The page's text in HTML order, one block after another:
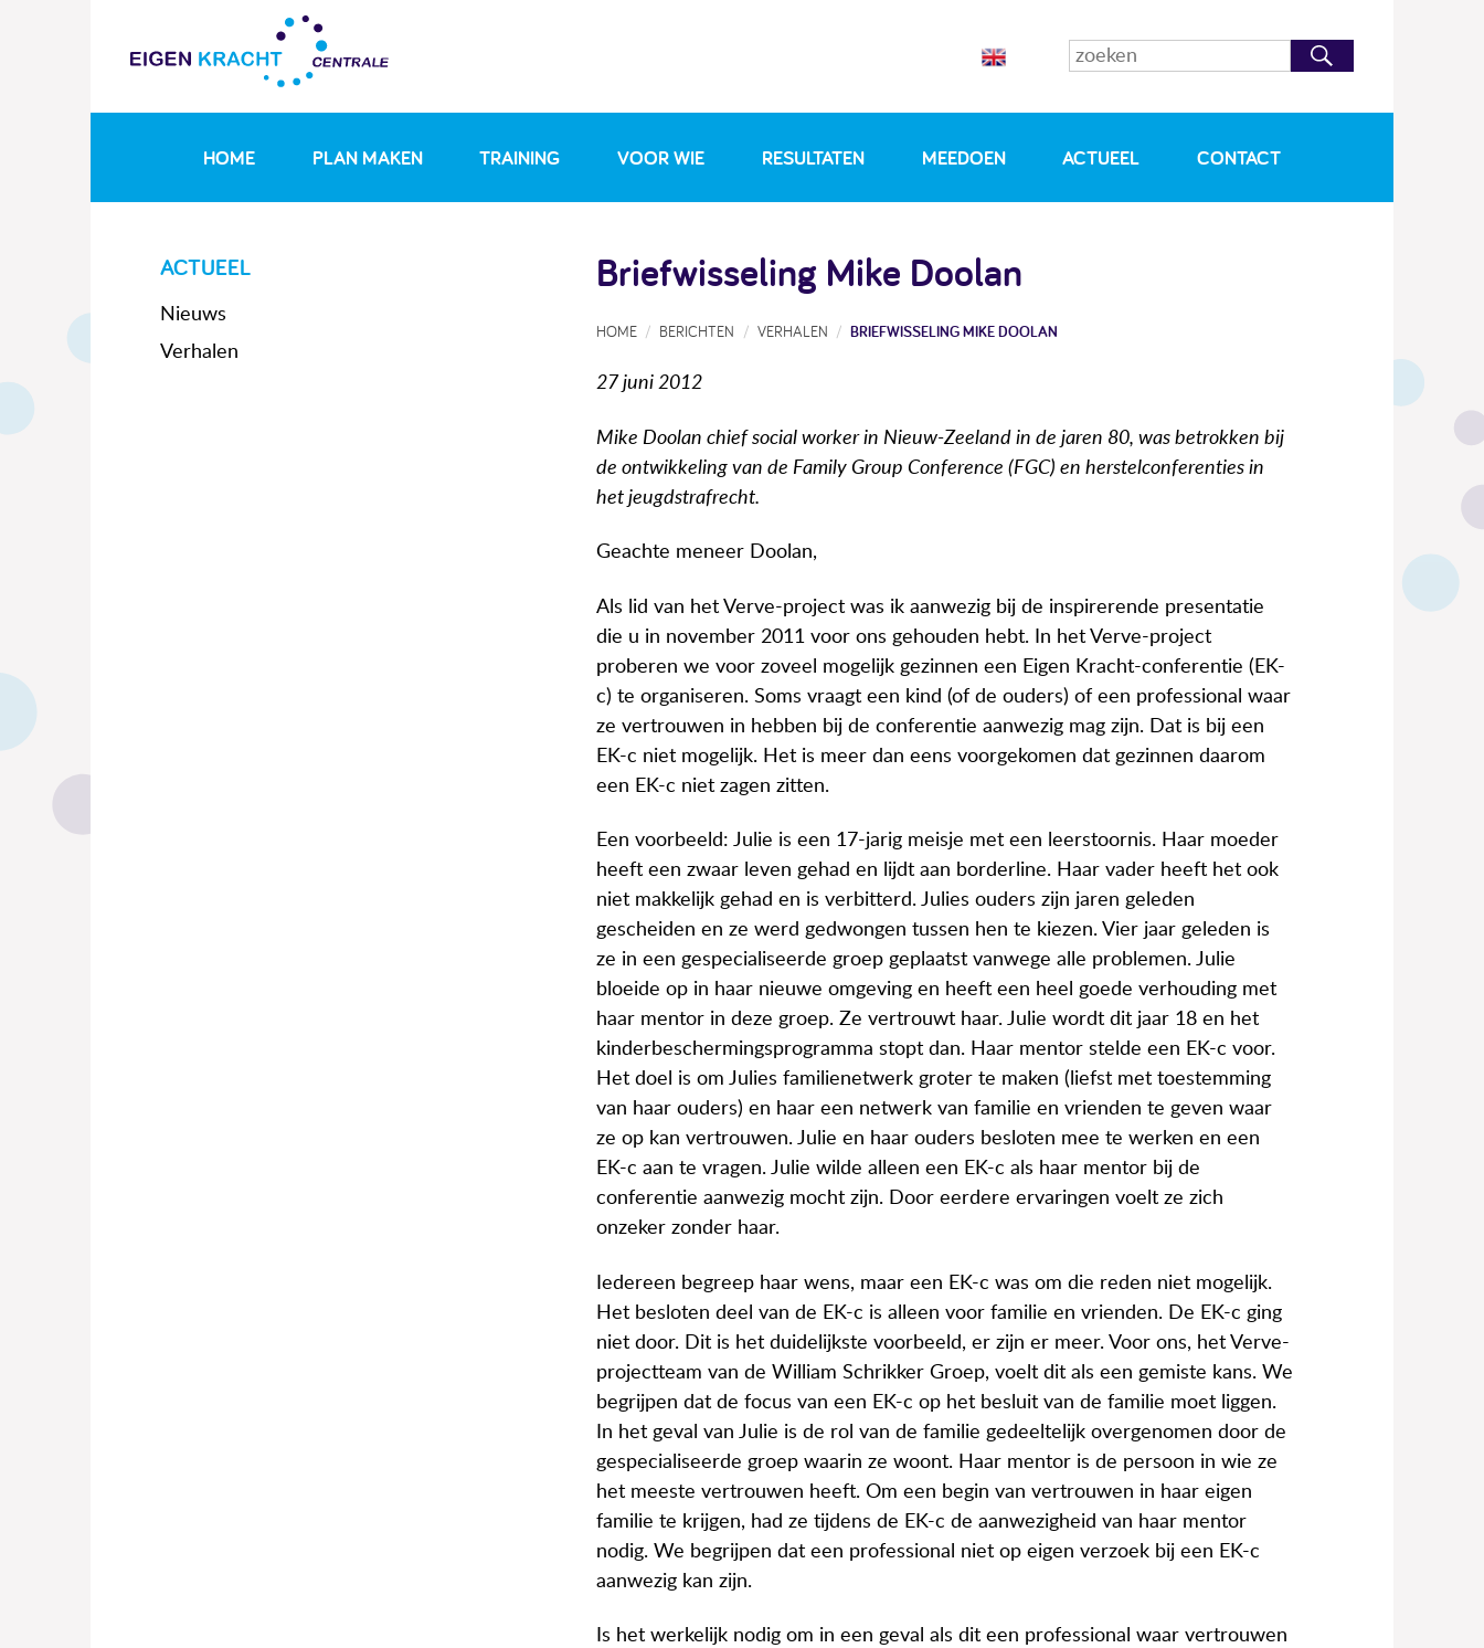
HOME PLAN MAKEN TRAINING VOOR WIE RESULTATEN MEEDOEN ACTUEEL CONTACT
ACTUEEL
Nieuws
Verhalen
Briefwisseling Mike Doolan
HOME BERICHTEN VERHALEN BRIEFWISSELING MIKE DOOLAN
27 juni 2012
Mike Doolan chief social worker in Nieuw-Zeeland in de jaren 80, was betrokken bij
de ontwikkeling van de Family Group Conference (FGC) en herstelconferenties in
het jeugdstrafrecht.
Geachte meneer Doolan,
Als lid van het Verve-project was ik aanwezig bij de inspirerende presentatie
die u in november 2011 voor ons gehouden hebt. In het Verve-project
proberen we voor zoveel mogelijk gezinnen een Eigen Kracht-conferentie (EK-
c) te organiseren. Soms vraagt een kind (of de ouders) of een professional waar
ze vertrouwen in hebben bij de conferentie aanwezig mag zijn. Dat is bij een
EK-c niet mogelijk. Het is meer dan eens voorgekomen dat gezinnen daarom
een EK-c niet zagen zitten.
Een voorbeeld: Julie is een 17-jarig meisje met een leerstoornis. Haar moeder
heeft een zwaar leven gehad en lijdt aan borderline. Haar vader heeft het ook
niet makkelijk gehad en is verbitterd. Julies ouders zijn jaren geleden
gescheiden en ze werd gedwongen tussen hen te kiezen. Vier jaar geleden is
ze in een gespecialiseerde groep geplaatst vanwege alle problemen. Julie
bloeide op in haar nieuwe omgeving en heeft een heel goede verhouding met
haar mentor in deze groep. Ze vertrouwt haar. Julie wordt dit jaar 18 en het
kinderbeschermingsprogramma stopt dan. Haar mentor stelde een EK-c voor.
Het doel is om Julies familienetwerk groter te maken (liefst met toestemming
van haar ouders) en haar een netwerk van familie en vrienden te geven waar
ze op kan vertrouwen. Julie en haar ouders besloten mee te werken en een
EK-c aan te vragen. Julie wilde alleen een EK-c als haar mentor bij de
conferentie aanwezig mocht zijn. Door eerdere ervaringen voelt ze zich
onzeker zonder haar.
Iedereen begreep haar wens, maar een EK-c was om die reden niet mogelijk.
Het besloten deel van de EK-c is alleen voor familie en vrienden. De EK-c ging
niet door. Dit is het duidelijkste voorbeeld, er zijn er meer. Voor ons, het Verve-
projectteam van de William Schrikker Groep, voelt dit als een gemiste kans. We
begrijpen dat de focus van een EK-c op het besluit van de familie moet liggen.
In het geval van Julie is de rol van de familie gedeeltelijk overgenomen door de
gespecialiseerde groep waarin ze woont. Haar mentor is de persoon in wie ze
het meeste vertrouwen heeft. Om een begin van vertrouwen in haar eigen
familie te krijgen, had ze tijdens de EK-c de aanwezigheid van haar mentor
nodig. We begrijpen dat een professional niet op eigen verzoek bij een EK-c
aanwezig kan zijn.
Is het werkelijk nodig om in een geval als dit een professional waar vertrouwen